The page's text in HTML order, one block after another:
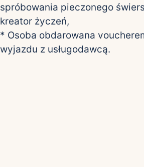
spróbowania pieczonego
kreator życzeń,
* Osoba obdarowana
wyjazdu z usługodawcą.